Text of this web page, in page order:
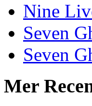
Nine
Seven
Seven
Mer